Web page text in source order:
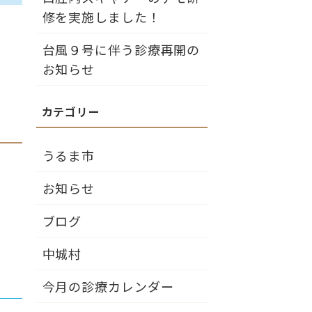
修を実施しました！
台風９号に伴う診療再開の
お知らせ
うるま市
お知らせ
ブログ
中城村
今月の診療カレンダー